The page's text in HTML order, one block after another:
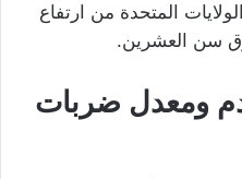
الولايات المتحدة من ارتفاع
سن العشرين.
ومعدل ضربات